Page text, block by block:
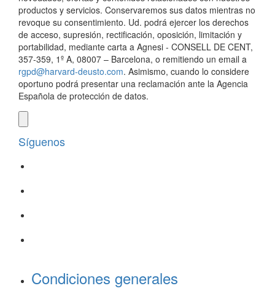
productos y servicios. Conservaremos sus datos mientras no
revoque su consentimiento. Ud. podrá ejercer los derechos
de acceso, supresión, rectificación, oposición, limitación y
portabilidad, mediante carta a Agnesi - CONSELL DE CENT,
357-359, 1º A, 08007 – Barcelona, o remitiendo un email a
rgpd@harvard-deusto.com. Asimismo, cuando lo considere
oportuno podrá presentar una reclamación ante la Agencia
Española de protección de datos.
Síguenos
Condiciones generales